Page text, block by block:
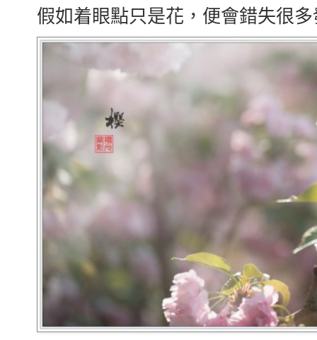
假如着眼點只是花，便會錯失很